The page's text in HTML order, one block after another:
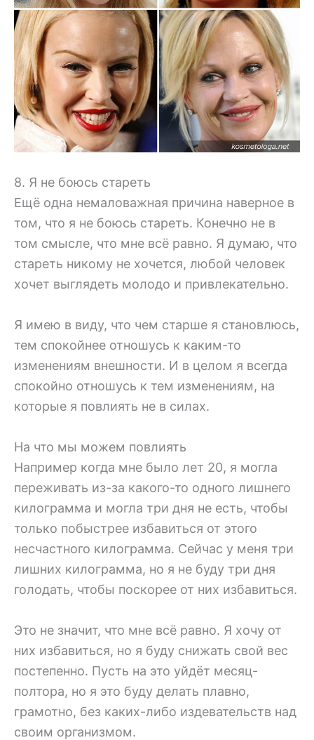
8. Я не боюсь стареть
Ещё одна немаловажная причина наверное в
том, что я не боюсь стареть. Конечно не в
том смысле, что мне всё равно. Я думаю, что
стареть никому не хочется, любой человек
хочет выглядеть молодо и привлекательно.
Я имею в виду, что чем старше я становлюсь,
тем спокойнее отношусь к каким-то
изменениям внешности. И в целом я всегда
спокойно отношусь к тем изменениям, на
которые я повлиять не в силах.
На что мы можем повлиять
Например когда мне было лет 20, я могла
переживать из-за какого-то одного лишнего
килограмма и могла три дня не есть, чтобы
только побыстрее избавиться от этого
несчастного килограмма. Сейчас у меня три
лишних килограмма, но я не буду три дня
голодать, чтобы поскорее от них избавиться.
Это не значит, что мне всё равно. Я хочу от
них избавиться, но я буду снижать свой вес
постепенно. Пусть на это уйдёт месяц-
полтора, но я это буду делать плавно,
грамотно, без каких-либо издевательств над
своим организмом.